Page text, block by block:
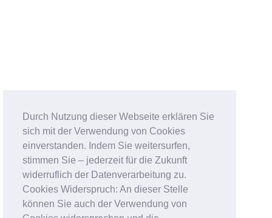
Durch Nutzung dieser Webseite erklären Sie
sich mit der Verwendung von Cookies
einverstanden. Indem Sie weitersurfen,
stimmen Sie – jederzeit für die Zukunft
widerruflich der Datenverarbeitung zu.
Cookies Widerspruch: An dieser Stelle
können Sie auch der Verwendung von